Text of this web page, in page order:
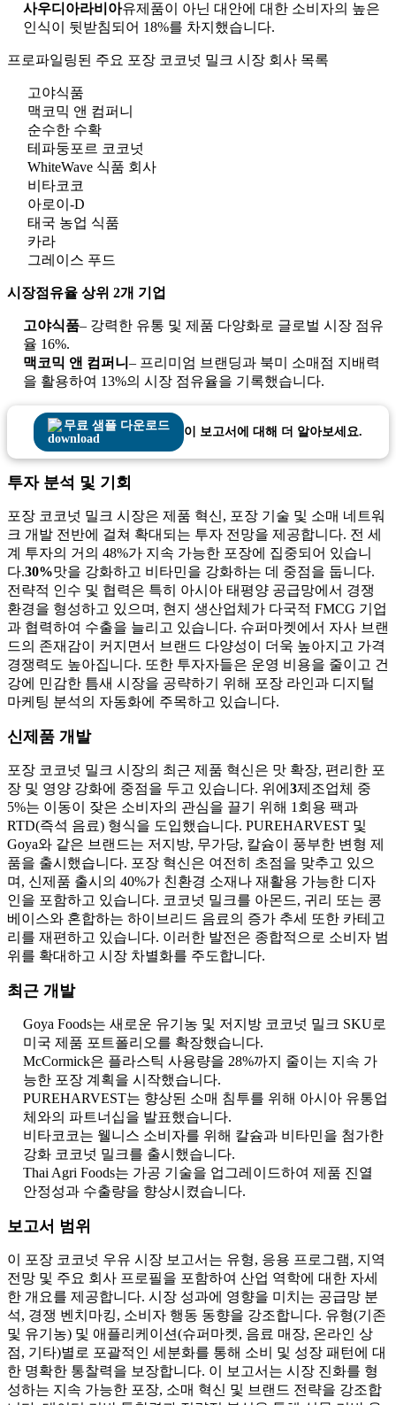
사우디아라비아유제품이 아닌 대안에 대한 소비자의 높은
인식이 뒷받침되어 18%를 차지했습니다.
프로파일링된 주요 포장 코코넛 밀크 시장 회사 목록
고야식품
맥코믹 앤 컴퍼니
순수한 수확
테파둥포르 코코넛
WhiteWave 식품 회사
비타코코
아로이-D
태국 농업 식품
카라
그레이스 푸드
시장점유율 상위 2개 기업
고야식품– 강력한 유통 및 제품 다양화로 글로벌 시장 점유
율 16%.
맥코믹 앤 컴퍼니 – 프리미엄 브랜딩과 북미 소매점 지배력
을 활용하여 13%의 시장 점유율을 기록했습니다.
무료 샘플 다운로드 이 보고서에 대해 더 알아보세요.
투자 분석 및 기회
포장 코코넛 밀크 시장은 제품 혁신, 포장 기술 및 소매 네트워
크 개발 전반에 걸쳐 확대되는 투자 전망을 제공합니다. 전 세
계 투자의 거의 48%가 지속 가능한 포장에 집중되어 있습니
다.30%맛을 강화하고 비타민을 강화하는 데 중점을 둡니다.
전략적 인수 및 협력은 특히 아시아 태평양 공급망에서 경쟁
환경을 형성하고 있으며, 현지 생산업체가 다국적 FMCG 기업
과 협력하여 수출을 늘리고 있습니다. 슈퍼마켓에서 자사 브랜
드의 존재감이 커지면서 브랜드 다양성이 더욱 높아지고 가격
경쟁력도 높아집니다. 또한 투자자들은 운영 비용을 줄이고 건
강에 민감한 틈새 시장을 공략하기 위해 포장 라인과 디지털
마케팅 분석의 자동화에 주목하고 있습니다.
신제품 개발
포장 코코넛 밀크 시장의 최근 제품 혁신은 맛 확장, 편리한 포
장 및 영양 강화에 중점을 두고 있습니다. 위에 3제조업체 중
5%는 이동이 잦은 소비자의 관심을 끌기 위해 1회용 팩과
RTD(즉석 음료) 형식을 도입했습니다. PUREHARVEST 및
Goya와 같은 브랜드는 저지방, 무가당, 칼슘이 풍부한 변형 제
품을 출시했습니다. 포장 혁신은 여전히 ​​초점을 맞추고 있으
며, 신제품 출시의 40%가 친환경 소재나 재활용 가능한 디자
인을 포함하고 있습니다. 코코넛 밀크를 아몬드, 귀리 또는 콩
베이스와 혼합하는 하이브리드 음료의 증가 추세 또한 카테고
리를 재편하고 있습니다. 이러한 발전은 종합적으로 소비자 범
위를 확대하고 시장 차별화를 주도합니다.
최근 개발
Goya Foods는 새로운 유기농 및 저지방 코코넛 밀크 SKU로
미국 제품 포트폴리오를 확장했습니다.
McCormick은 플라스틱 사용량을 28%까지 줄이는 지속 가
능한 포장 계획을 시작했습니다.
PUREHARVEST는 향상된 소매 침투를 위해 아시아 유통업
체와의 파트너십을 발표했습니다.
비타코코는 웰니스 소비자를 위해 칼슘과 비타민을 첨가한
강화 코코넛 밀크를 출시했습니다.
Thai Agri Foods는 가공 기술을 업그레이드하여 제품 진열
안정성과 수출량을 향상시켰습니다.
보고서 범위
이 포장 코코넛 우유 시장 보고서는 유형, 응용 프로그램, 지역
전망 및 주요 회사 프로필을 포함하여 산업 역학에 대한 자세
한 개요를 제공합니다. 시장 성과에 영향을 미치는 공급망 분
석, 경쟁 벤치마킹, 소비자 행동 동향을 강조합니다. 유형(기존
및 유기농) 및 애플리케이션(슈퍼마켓, 음료 매장, 온라인 상
점, 기타)별로 포괄적인 세분화를 통해 소비 및 성장 패턴에 대
한 명확한 통찰력을 보장합니다. 이 보고서는 시장 진화를 형
성하는 지속 가능한 포장, 소매 혁신 및 브랜드 전략을 강조합